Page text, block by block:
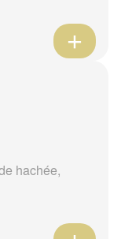
hachée,